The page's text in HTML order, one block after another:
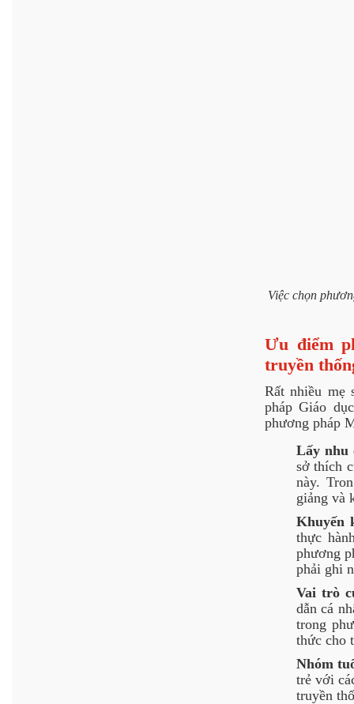
Việc chọn
Ưu điểm
truyền
Rất nhiều mẹ
pháp Giáo
phương pháp
Lấy nhu
sở thích
này.
giảng và
Khuyến
thực
phương
phải ghi
Vai trò
dẫn cá
trong
thức cho
Nhóm
trẻ với
truyền